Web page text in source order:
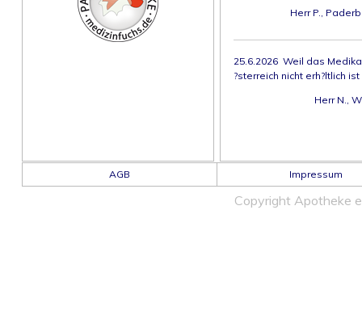
Herr P.,
25.6.2026 Weil das
?sterreich nicht erh?ltlich ist
Herr N.,
AGB Impressum
Copyright Apotheke